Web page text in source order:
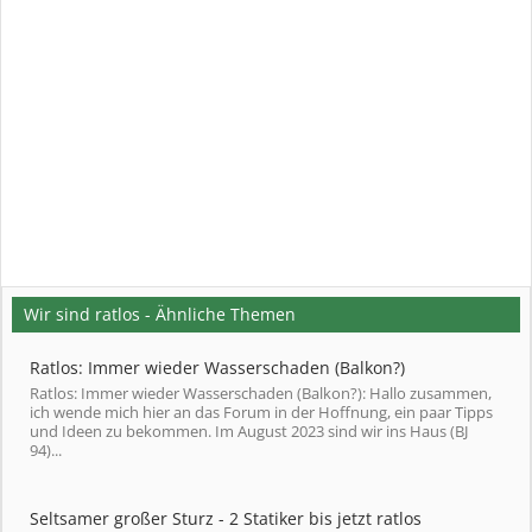
Wir sind ratlos - Ähnliche Themen
Ratlos: Immer wieder Wasserschaden (Balkon?)
Ratlos: Immer wieder Wasserschaden (Balkon?): Hallo zusammen,
ich wende mich hier an das Forum in der Hoffnung, ein paar Tipps
und Ideen zu bekommen. Im August 2023 sind wir ins Haus (BJ
94)...
Seltsamer großer Sturz - 2 Statiker bis jetzt ratlos